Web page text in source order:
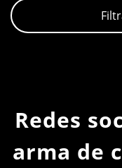
Redes
arma de